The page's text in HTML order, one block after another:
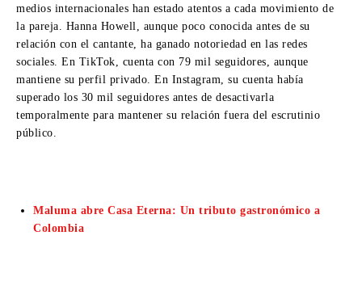
medios internacionales han estado atentos a cada movimiento de
la pareja. Hanna Howell, aunque poco conocida antes de su
relación con el cantante, ha ganado notoriedad en las redes
sociales. En TikTok, cuenta con 79 mil seguidores, aunque
mantiene su perfil privado. En Instagram, su cuenta había
superado los 30 mil seguidores antes de desactivarla
temporalmente para mantener su relación fuera del escrutinio
público.
Maluma abre Casa Eterna: Un tributo gastronómico a
Colombia